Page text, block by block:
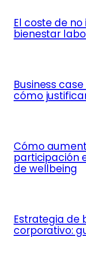
El coste de
bienestar
Business
cómo
Cómo
participación
de wellbeing
Estrategia de
corporativo: